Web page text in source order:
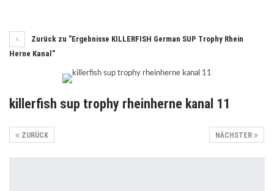
Zurück zu "Ergebnisse KILLERFISH German SUP Trophy Rhein
Herne Kanal"
killerfish sup trophy rheinherne kanal 11
NÄCHSTER
ZURÜCK